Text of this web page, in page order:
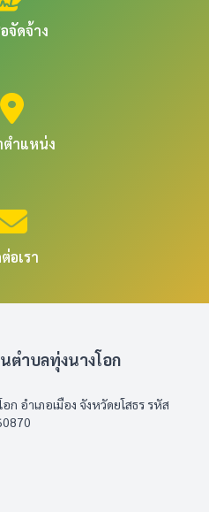
จัดจ้าง
ำแหน่ง
อเรา
ตำบลทุ่งนางโอก
อำเภอเมือง จังหวัดยโสธร รหัส